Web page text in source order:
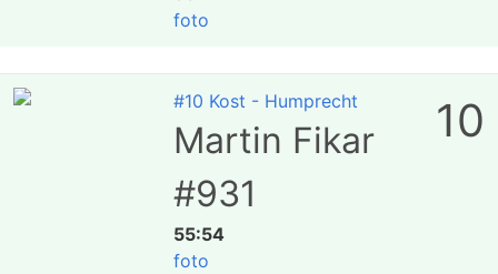
foto
#10 Kost - Humprecht
Martin Fikar
#931
55:54
foto
10